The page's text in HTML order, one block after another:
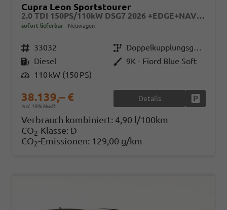
Cupra Leon Sportstourer
2.0 TDI 150PS/110kW DSG7 2026 +EDGE+NAVI+AHK+MATRIX+360+DYNAMIC DESIGN+INTELLIGENT DRIVE+
sofort lieferbar Neuwagen
Fahrzeugnr. 33032 Getriebe
Doppelkupplungsgetriebe (DSG)
Kraftstoff Diesel Außenfarbe9K - Fiord Blue Soft
Leistung 110 kW (150 PS)
38.139,– €
incl. 19% MwSt.
Details
Verbrauch kombiniert: 4,90 l/100km
CO2-Klasse: D
CO2-Emissionen: 129,00 g/km